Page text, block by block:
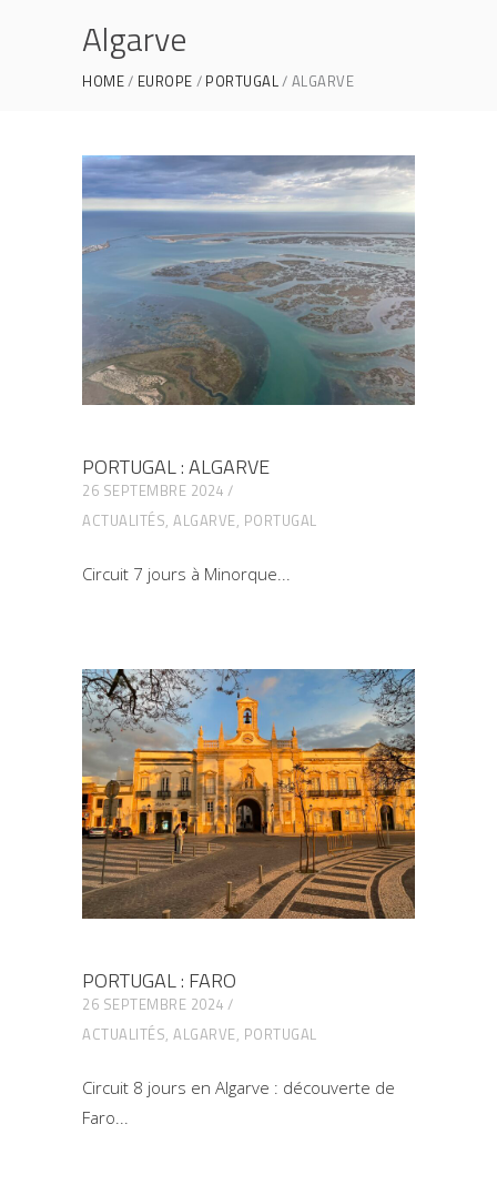
Algarve
HOME EUROPE PORTUGAL ALGARVE
PORTUGAL : ALGARVE
26 SEPTEMBRE 2024
ACTUALITÉS, ALGARVE, PORTUGAL
Circuit 7 jours à Minorque
PORTUGAL : FARO
26 SEPTEMBRE 2024
ACTUALITÉS, ALGARVE, PORTUGAL
Circuit 8 jours en Algarve : découverte de
Faro